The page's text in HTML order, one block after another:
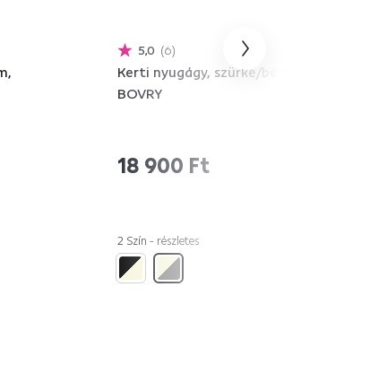
5,0 1
Babzsák, lábtartóval,
szürkésbarna-TAUPE, FOLAN
35 900 Ft